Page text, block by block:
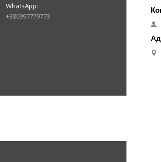
+380997779773